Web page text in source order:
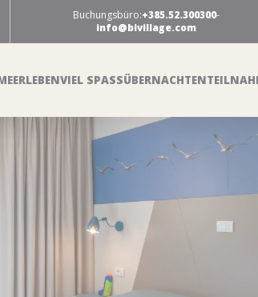
Buchungsbüro:+385.52.300300-
info@bivillage.com
ERLEBENVIEL SPASS ÜBERNACHTEN